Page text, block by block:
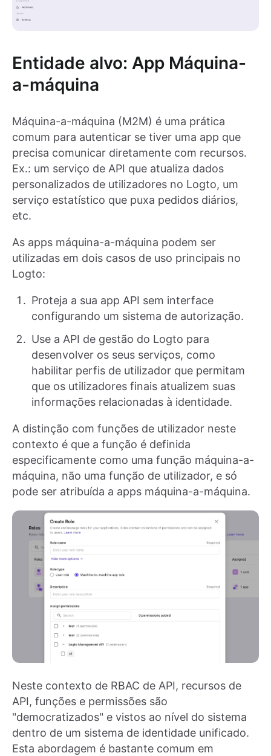
Entidade alvo: App Máquina-
a-máquina
Máquina-a-máquina (M2M) é uma prática
comum para autenticar se tiver uma app que
precisa comunicar diretamente com recursos.
Ex.: um serviço de API que atualiza dados
personalizados de utilizadores no Logto, um
serviço estatístico que puxa pedidos diários,
etc.
As apps máquina-a-máquina podem ser
utilizadas em dois casos de uso principais no
Logto:
Proteja a sua app API sem interface
configurando um sistema de autorização.
Use a API de gestão do Logto para
desenvolver os seus serviços, como
habilitar perfis de utilizador que permitam
que os utilizadores finais atualizem suas
informações relacionadas à identidade.
A distinção com funções de utilizador neste
contexto é que a função é definida
especificamente como uma função máquina-a-
máquina, não uma função de utilizador, e só
pode ser atribuída a apps máquina-a-máquina.
Neste contexto de RBAC de API, recursos de
API, funções e permissões são
"democratizados" e vistos ao nível do sistema
dentro de um sistema de identidade unificado.
Esta abordagem é bastante comum em